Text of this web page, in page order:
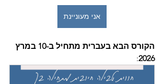
אני מעוניינת
הקורס הבא בעברית מתחיל ב-10 במרץ
2026
: